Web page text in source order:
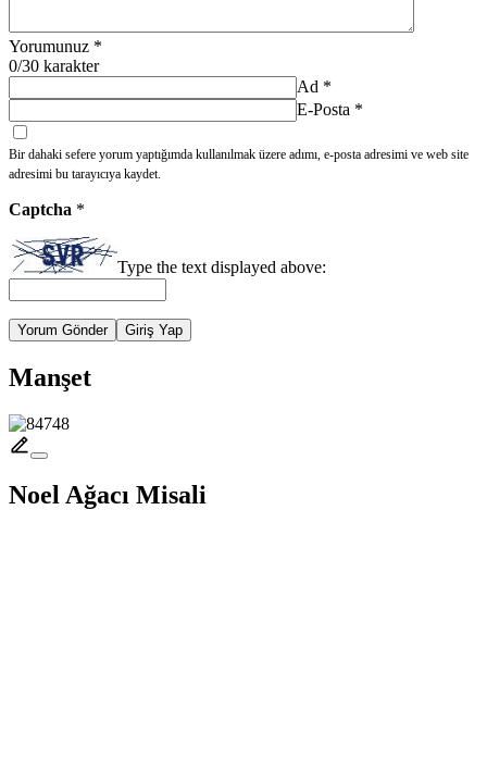
Yorumunuz *
0/30 karakter
Ad *
E-Posta *
Bir dahaki sefere yorum yaptığımda kullanılmak üzere adımı, e-posta adresimi ve web site
adresimi bu tarayıcıya kaydet.
Captcha *
Type the text displayed above:
Yorum Gönder Giriş Yap
Manşet
Noel Ağacı Misali